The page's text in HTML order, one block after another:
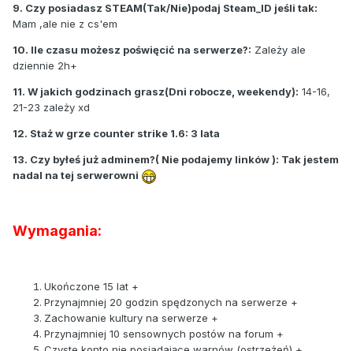
9. Czy posiadasz STEAM(Tak/Nie)podaj Steam_ID jeśli tak:
Mam ,ale nie z cs'em
10. Ile czasu możesz poświęcić na serwerze?: Zależy ale
dziennie 2h+
11. W jakich godzinach grasz(Dni robocze, weekendy): 14-16,
21-23 zależy xd
12. Staż w grze counter strike 1.6: 3 lata
13. Czy byłeś już adminem?( Nie podajemy linków ): Tak jestem
nadal na tej serwerowni
Wymagania:
Ukończone 15 lat +
Przynajmniej 20 godzin spędzonych na serwerze +
Zachowanie kultury na serwerze +
Przynajmniej 10 sensownych postów na forum +